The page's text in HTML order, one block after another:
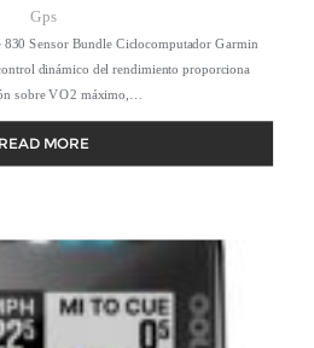
Gps
830 Sensor Bundle Ciclocomputador Garmin
dinámico del rendimiento proporciona
sobre VO2 máximo,…
READ MORE